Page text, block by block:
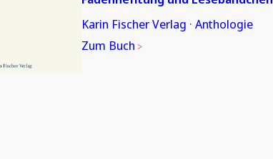
Karin Fischer Verlag ·Anthologie
Zum Buch